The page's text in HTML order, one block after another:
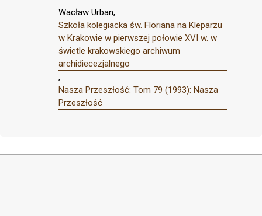
Wacław Urban,
Szkoła kolegiacka św. Floriana na Kleparzu
w Krakowie w pierwszej połowie XVI w. w
świetle krakowskiego archiwum
archidiecezjalnego
,
Nasza Przeszłość: Tom 79 (1993): Nasza
Przeszłość